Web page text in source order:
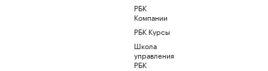
РБК
Компании
РБК Курсы
Школа
управления
РБК